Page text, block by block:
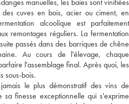
manuelles, les baies sont vinifiées
cuves en bois, acier ou ciment, en
alcoolique est parfaitement
remontages réguliers. La fermentation
passés dans des barriques de chêne
Au cours de l'élevage, chaque
l'assemblage final. Après quoi, les
sous-bois.
le plus démonstratif des vins de
sa finesse exceptionnelle qui s'exprime